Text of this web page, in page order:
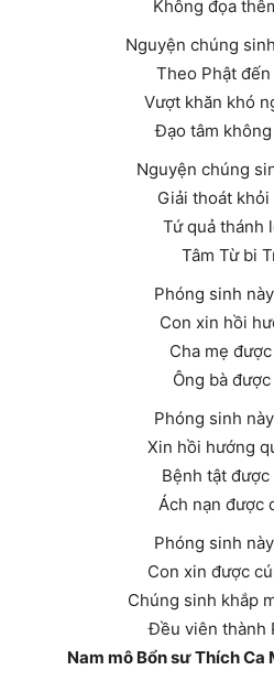
Không đọa
Nguyện chúng
Theo Phật
Vượt khăn khó
Đạo tâm
Nguyện chúng
Giải thoát khỏi
Tứ quả thánh
Tâm Từ bi
Phóng sinh
Con xin hồi
Cha mẹ
Ông bà
Phóng sinh
Xin hồi hướng
Bệnh tật
Ách nạn được
Phóng sinh
Con xin được
Chúng sinh khắp
Đều viên thành
Nam mô Bổn sư Thích Ca